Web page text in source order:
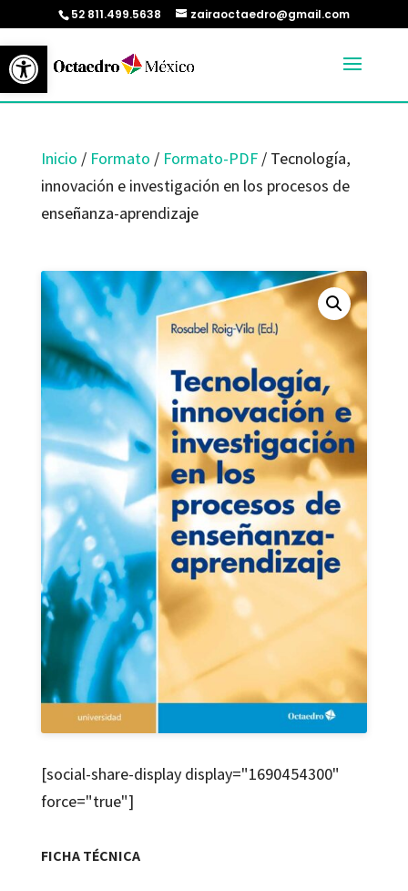
Abrir barra de herramientas
52 811.499.5638 zairaoctaedro@gmail.com
Inicio / Formato / Formato-PDF/ Tecnología,
innovación e investigación en los procesos de
enseñanza-aprendizaje
[social-share-display display="1690454300"
force="true"]
FICHA TÉCNICA